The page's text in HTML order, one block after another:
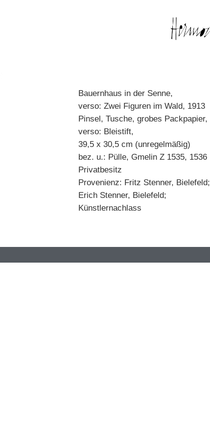
Bauernhaus in der Senne,
verso: Zwei Figuren im Wald, 1913
Pinsel, Tusche, grobes Packpapier,
verso: Bleistift,
39,5 x 30,5 cm (unregelmäßig)
bez. u.: Pülle, Gmelin Z 1535, 1536
Privatbesitz
Provenienz: Fritz Stenner, Bielefeld;
Erich Stenner, Bielefeld;
Künstlernachlass